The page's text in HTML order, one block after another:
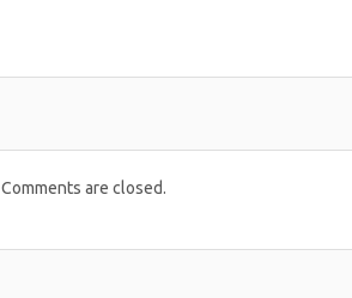
Comments are closed.